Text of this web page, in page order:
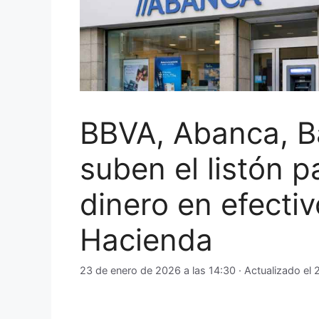
BBVA, Abanca,
suben el listón
dinero en
Hacienda
23 de enero de 2026 a las 14:30 · Actualizado el